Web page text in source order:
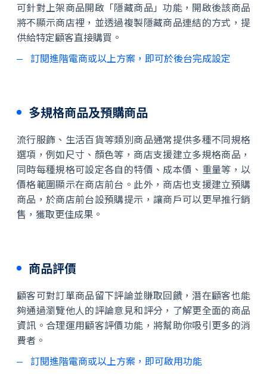
可針對上架商品開啟「隱藏商品」功能，開啟後該商品
將不顯示商店裡，並透過複製隱藏商品連結的方式，提
供給特定顧客直接購買。
訂閱進階電商或以上方案，即可於後台完成設定
多規格商品及預購商品
流行服飾、生活百貨等類別商品通常提供多種不同規格
選項，例如尺寸、顏色等，商店支援建立多規格商品，
同時每種規格可設定各自的特價、成本價、重量等，以
價格範圍顯示在商店前台。此外，商店也支援建立預購
商品，於商店前台設預購提示，讓商戶可以更早推行銷
售，獲取更佳成果。
商品評價
顧客可對訂單商品留下評論並賺取回饋，潛在顧客也能
夠通過瀏覽他人的評論意見和評分，了解更全面的商品
資訊。合理運用顧客評價功能，將幫助你吸引更多的消
費者。
訂閱進階電商或以上方案，即可啟用功能